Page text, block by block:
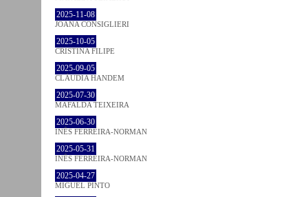
2025-11-08
JOANA CONSIGLIERI
2025-10-05
CRISTINA FILIPE
2025-09-05
CLÁUDIA HANDEM
2025-07-30
MAFALDA TEIXEIRA
2025-06-30
INÊS FERREIRA-NORMAN
2025-05-31
INÊS FERREIRA-NORMAN
2025-04-27
MIGUEL PINTO